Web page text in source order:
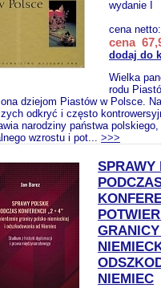
wydanie I
cena
cena
dodaj do
Wielka
rodu
dziejom Piastów w Polsce.
odkryć i często
narodziny państwa
wzrostu i pot... >>>
SPRAWY
NIEMIEC